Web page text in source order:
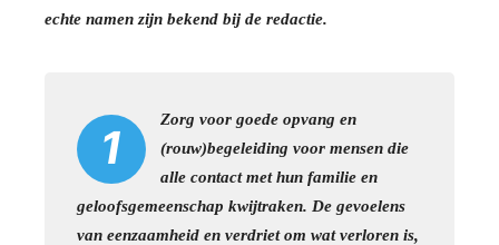
echte namen zijn bekend bij de redactie.
1
Zorg voor goede opvang en
(rouw)begeleiding voor mensen die
alle contact met hun familie en
geloofsgemeenschap kwijtraken. De gevoelens
van eenzaamheid en verdriet om wat verloren is,